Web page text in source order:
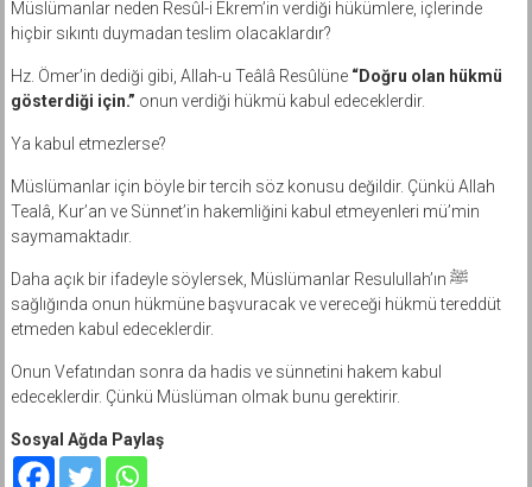
Müslümanlar neden Resûl-i Ekrem’in verdiği hükümlere, içlerinde
hiçbir sıkıntı duymadan teslim olacaklardır?
Hz. Ömer’in dediği gibi, Allah-u Teâlâ Resûlüne“Doğru olan hükmü
gösterdiği için.” onun verdiği hükmü kabul edeceklerdir.
Ya kabul etmezlerse?
Müslümanlar için böyle bir tercih söz konusu değildir. Çünkü Allah
Tealâ, Kur’an ve Sünnet’in hakemliğini kabul etmeyenleri mü’min
saymamaktadır.
Daha açık bir ifadeyle söylersek, Müslümanlar Resulullah’ın ﷺ
sağlığında onun hükmüne başvuracak ve vereceği hükmü tereddüt
etmeden kabul edeceklerdir.
Onun Vefatından sonra da hadis ve sünnetini hakem kabul
edeceklerdir. Çünkü Müslüman olmak bunu gerektirir.
Sosyal Ağda Paylaş